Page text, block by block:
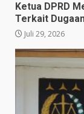
Ketua DPRD
Terkait
Juli 29, 2026